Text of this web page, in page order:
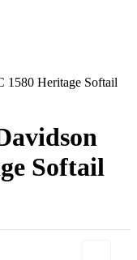
Heritage Softail
Softail